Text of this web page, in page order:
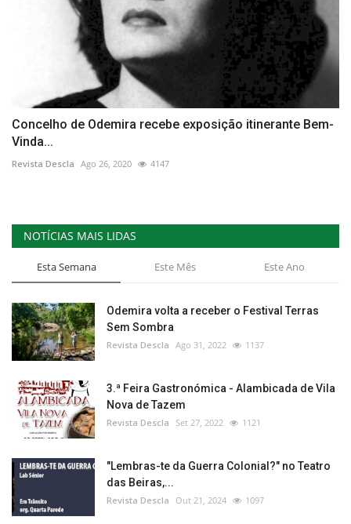
Concelho de Odemira recebe exposição itinerante Bem-
Vinda...
Revista Descla Ago 26, 2020 4147
NOTÍCIAS MAIS LIDAS
Esta Semana Este Mês Este Ano
Odemira volta a receber o Festival Terras
Sem Sombra
Revista Descla Ago 31, 2022 1137
3.ª Feira Gastronómica - Alambicada de Vila
Nova de Tazem
Revista Descla Set 27, 2022 1121
"Lembras-te da Guerra Colonial?" no Teatro
das Beiras,...
Revista Descla Out 21, 2024 1097